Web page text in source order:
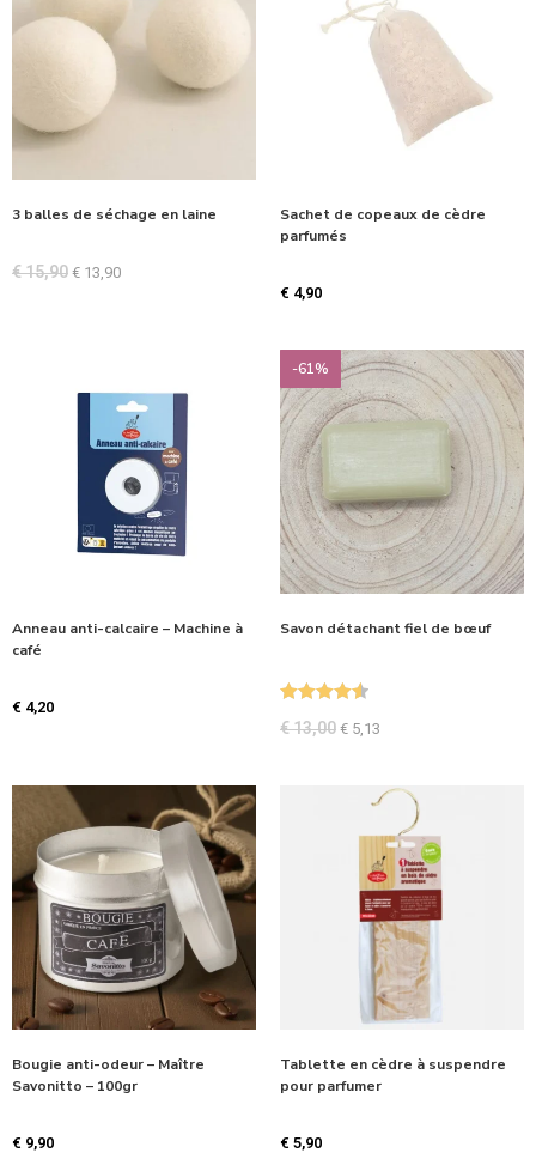
3 balles de séchage en laine
€15,90 € 13,90
Sachet de copeaux de cèdre
parfumés
€ 4,90
Anneau anti-calcaire – Machine à
café
€ 4,20
-61%
Savon détachant fiel de bœuf
€13,00 € 5,13
Bougie anti-odeur – Maître
Savonitto – 100gr
€ 9,90
Tablette en cèdre à suspendre
pour parfumer
€ 5,90